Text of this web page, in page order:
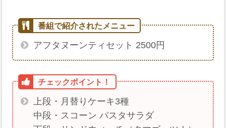
アフタヌーンティセット 2500円
上段・月替りケーキ3種
中段・スコーン パスタサラダ